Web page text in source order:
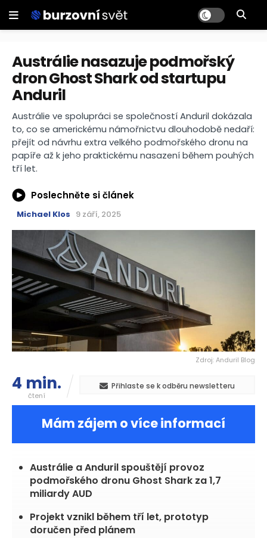
Austrálie nasazuje podmořský
dron Ghost Shark od startupu
Anduril
Austrálie ve spolupráci se společností Anduril dokázala
to, co se americkému námořnictvu dlouhodobě nedaří:
přejít od návrhu extra velkého podmořského dronu na
papíře až k jeho praktickému nasazení během pouhých
tří let.
Poslechněte si článek
Michael Klos 9 září, 2025
Zdroj: Anduril Blog
4 min.
čtení
Přihlaste se k odběru newsletteru
Mám zájem o více informací
Austrálie a Anduril spouštějí provoz
podmořského dronu Ghost Shark za 1,7
miliardy AUD
Projekt vznikl během tří let, prototyp
doručen před plánem